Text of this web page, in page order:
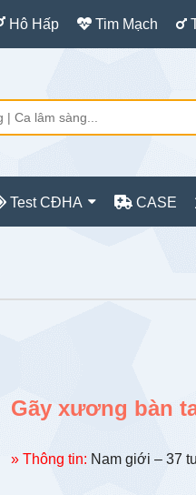
Hô Hấp Tim Mạch
Test CĐHA CASE
Gãy xương bàn
» Thông tin: Nam giới – 37